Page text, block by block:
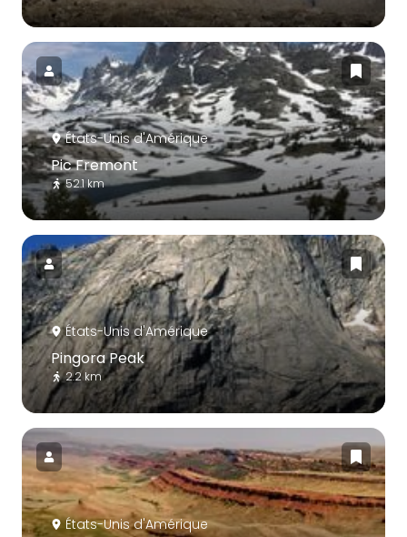
États-Unis d'Amérique
Pic Fremont
52.1 km
États-Unis d'Amérique
Pingora Peak
2.2 km
États-Unis d'Amérique